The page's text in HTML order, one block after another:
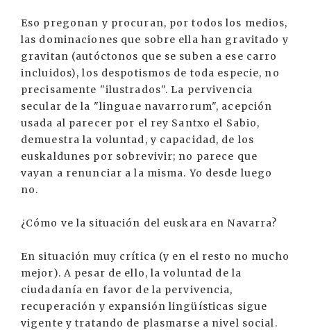
Eso pregonan y procuran, por todos los medios,
las dominaciones que sobre ella han gravitado y
gravitan (autóctonos que se suben a ese carro
incluidos), los despotismos de toda especie, no
precisamente "ilustrados". La pervivencia
secular de la "linguae navarrorum", acepción
usada al parecer por el rey Santxo el Sabio,
demuestra la voluntad, y capacidad, de los
euskaldunes por sobrevivir; no parece que
vayan a renunciar a la misma. Yo desde luego
no.
¿Cómo ve la situación del euskara en Navarra?
En situación muy crítica (y en el resto no mucho
mejor). A pesar de ello, la voluntad de la
ciudadanía en favor de la pervivencia,
recuperación y expansión lingüísticas sigue
vigente y tratando de plasmarse a nivel social.